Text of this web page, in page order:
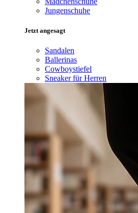
Jungenschuhe
Jetzt angesagt
Sandalen
Ballerinas
Cowboystiefel
Sneaker für Herren